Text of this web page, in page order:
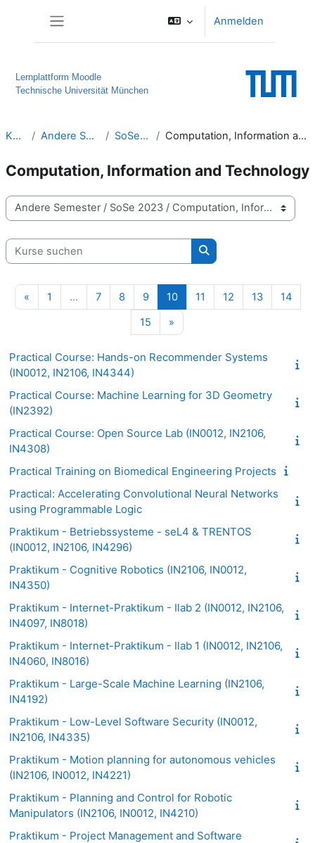
Anmelden
Lernplattform Moodle
Technische Universität München
Kurse Andere Semester SoSe 2023 Computation, Information and Technology
Computation, Information and Technology
Kursbereiche
Kurse suchen
Kurse suchen
«Vorherige Seite
1 Seite 1
… 7Seite 7
8Seite 8
9Seite 9
10Seite 10
11 Seite 11
12Seite 12
13Seite 13
14
15 Seite 15
»
Practical Course: Hands-on Recommender Systems
(IN0012, IN2106, IN4344)
Practical Course: Machine Learning for 3D Geometry
(IN2392)
Practical Course: Open Source Lab (IN0012, IN2106,
IN4308)
Practical Training on Biomedical Engineering Projects
Practical: Accelerating Convolutional Neural Networks
using Programmable Logic
Praktikum - Betriebssysteme - seL4 & TRENTOS
(IN0012, IN2106, IN4296)
Praktikum - Cognitive Robotics (IN2106, IN0012,
IN4350)
Praktikum - Internet-Praktikum - Ilab 2 (IN0012, IN2106,
IN4097, IN8018)
Praktikum - Internet-Praktikum - Ilab 1 (IN0012, IN2106,
IN4060, IN8016)
Praktikum - Large-Scale Machine Learning (IN2106,
IN4192)
Praktikum - Low-Level Software Security (IN0012,
IN2106, IN4335)
Praktikum - Motion planning for autonomous vehicles
(IN2106, IN0012, IN4221)
Praktikum - Planning and Control for Robotic
Manipulators (IN2106, IN0012, IN4210)
Praktikum - Project Management and Software